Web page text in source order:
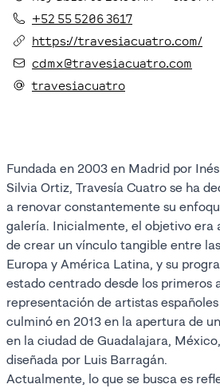
+52 55 5206 3617
https://travesiacuatro.com/
cdmx@travesiacuatro.com
travesiacuatro
Fundada en 2003 en Madrid por
Silvia Ortiz, Travesía Cuatro se ha
a renovar constantemente su
galería. Inicialmente, el objetivo era
de crear un vínculo tangible entre
Europa y América Latina, y su
estado centrado desde los primeros
representación de artistas
culminó en 2013 en la apertura de
en la ciudad de Guadalajara,
diseñada por Luis Barragán.
Actualmente, lo que se busca es